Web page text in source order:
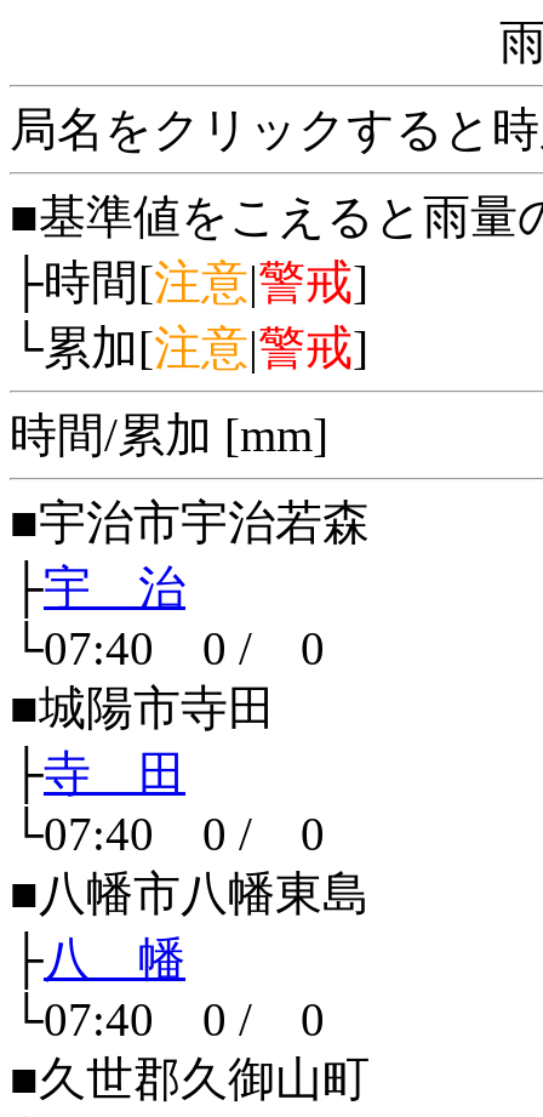
局名をクリックすると
■基準値をこえると雨量
├時間[注意|警戒]
└累加[注意|警戒]
時間/累加 [mm]
■宇治市宇治若森
├宇 治
└07:40 0 / 0
■城陽市寺田
├寺 田
└07:40 0 / 0
■八幡市八幡東島
├八 幡
└07:40 0 / 0
■久世郡久御山町